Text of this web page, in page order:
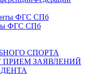
ФГС СПб